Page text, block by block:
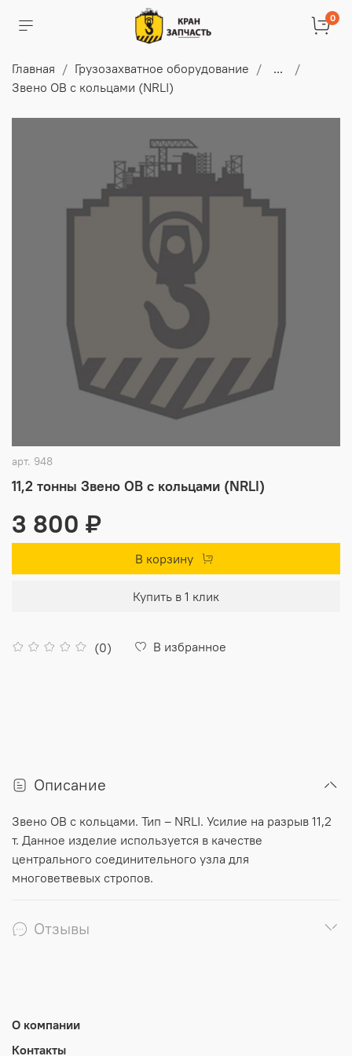
0
Главная Грузозахватное оборудование
...
Звено ОВ с кольцами (NRLI)
арт. 948
11,2 тонны Звено ОВ с кольцами (NRLI)
(0) В избранное
3 800 ₽
В корзину
Купить в 1 клик
Описание
Звено ОВ с кольцами. Тип – NRLI. Усилие на разрыв 11,2
т. Данное изделие используется в качестве
центрального соединительного узла для
многоветвевых стропов.
Отзывы
О компании
Контакты